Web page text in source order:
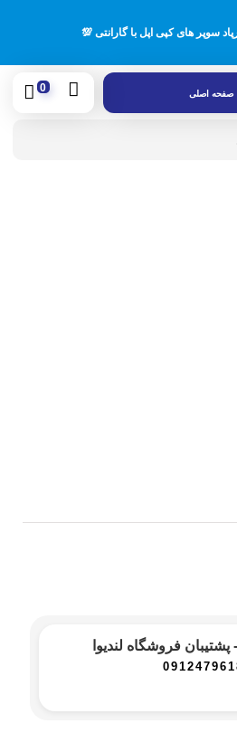
سوپر های کپی اپل با گارانتی 💯
صفحه اصلی 0
فروشگاه لندیوا